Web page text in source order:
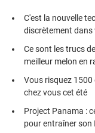
C'est la nouvelle
discrètement
Ce sont les trucs
meilleur melon en
Vous risquez 1500
chez vous cet été
Project Panama :
pour entraîner son